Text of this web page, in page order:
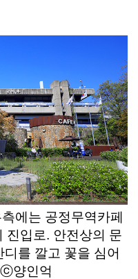
에는 공정무역카페
진입로. 안전상의 문
를 깔고 꽃을 심어
양인억